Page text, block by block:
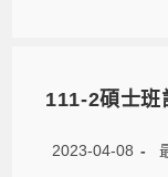
111-2碩士班
2023-04-08